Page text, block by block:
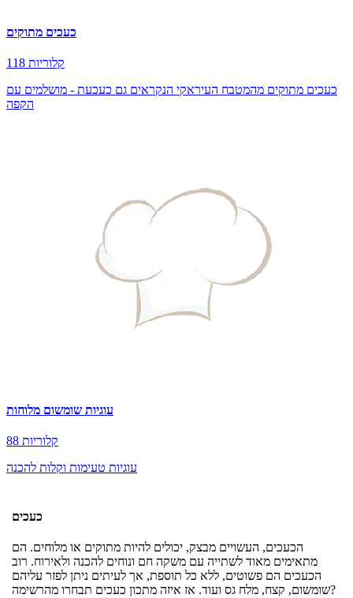
כעכים מתוקים
118 קלוריות
כעכים מתוקים מהמטבח העיראקי הנקראים גם כעכעת - מושלמים עם
הקפה
עוגיות שומשום מלוחות
88 קלוריות
עוגיות טעימות וקלות להכנה
כעכים
הכעכים, העשויים מבצק, יכולים להיות מתוקים או מלוחים. הם
מתאימים מאוד לשתייה עם משקה חם ונוחים להכנה ולאירוח. רוב
הכעכים הם פשוטים, ללא כל תוספת, אך לעיתים ניתן לפזר עליהם
שומשום, קצח, מלח גס ועוד. אז איזה מתכון כעכים תבחרו מהרשימה?